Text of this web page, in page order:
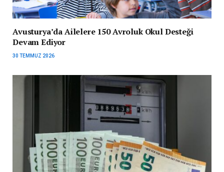
Avusturya’da Ailelere 150 Avroluk Okul Desteği
Devam Ediyor
30 TEMMUZ 2026